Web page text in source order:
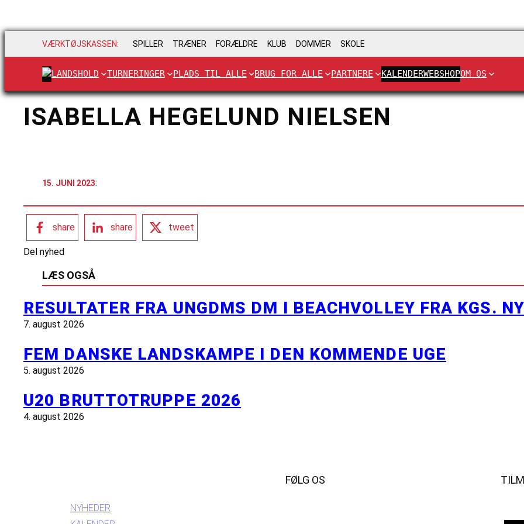
VÆRKTØJSKASSEN: SPILLER TRÆNER FORÆLDRE KLUB DOMMER SKOLE
LANDSHOLD TURNERINGER PLADS TIL ALLE BRUG FOR ALLE PARTNERE KALENDERWEBSHOPOM OS
ISABELLA HEGELUND NIELSEN
15. JUNI 2023:
share share tweet
Del nyhed
LÆS OGSÅ
RESULTATER FRA UNGDMS DM I BEACHVOLLEY FRA KGS.
7. august 2026
FEM DANSKE LANDSKAMPE I DEN KOMMENDE UGE
5. august 2026
U20 BRUTTOTRUPPE 2026
4. august 2026
NYHEDER
FØLG OS